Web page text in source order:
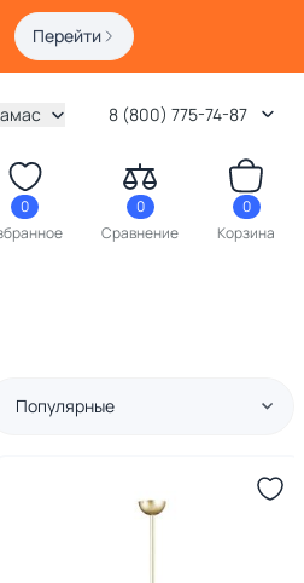
Перейти
8 (800) 775-74-87
0
0
Сравнение
0
Корзина
Популярные